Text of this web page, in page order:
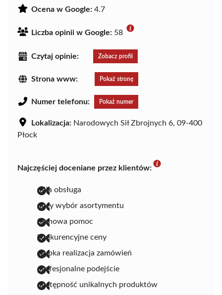
Ocena w Google: 4.7
Liczba opinii w Google: 58
Czytaj opinie: Zobacz profil
Strona www: Pokaż stronę
Numer telefonu: Pokaż numer
Lokalizacja: Narodowych Sił Zbrojnych 6, 09-400
Płock
Najczęściej doceniane przez klientów:
miła obsługa
duży wybór asortymentu
fachowa pomoc
konkurencyjne ceny
szybka realizacja zamówień
profesjonalne podejście
dostępność unikalnych produktów